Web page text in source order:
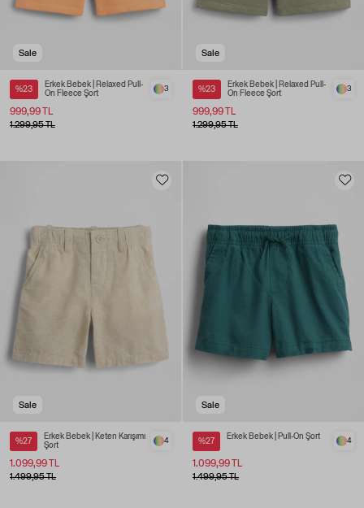
Sale
%23
Erkek Bebek | Relaxed Pull-
On Fleece Şort
999,99 TL
3
1.299,95 TL
Sale
%23
Erkek Bebek | Relaxed Pull-
On Fleece Şort
999,99 TL
3
1.299,95 TL
Sale
%27
Erkek Bebek | Keten Karışımı
Şort
1.099,99 TL
4
1.499,95 TL
Sale
%27
Erkek Bebek | Pull-On Şort
1.099,99 TL
4
1.499,95 TL